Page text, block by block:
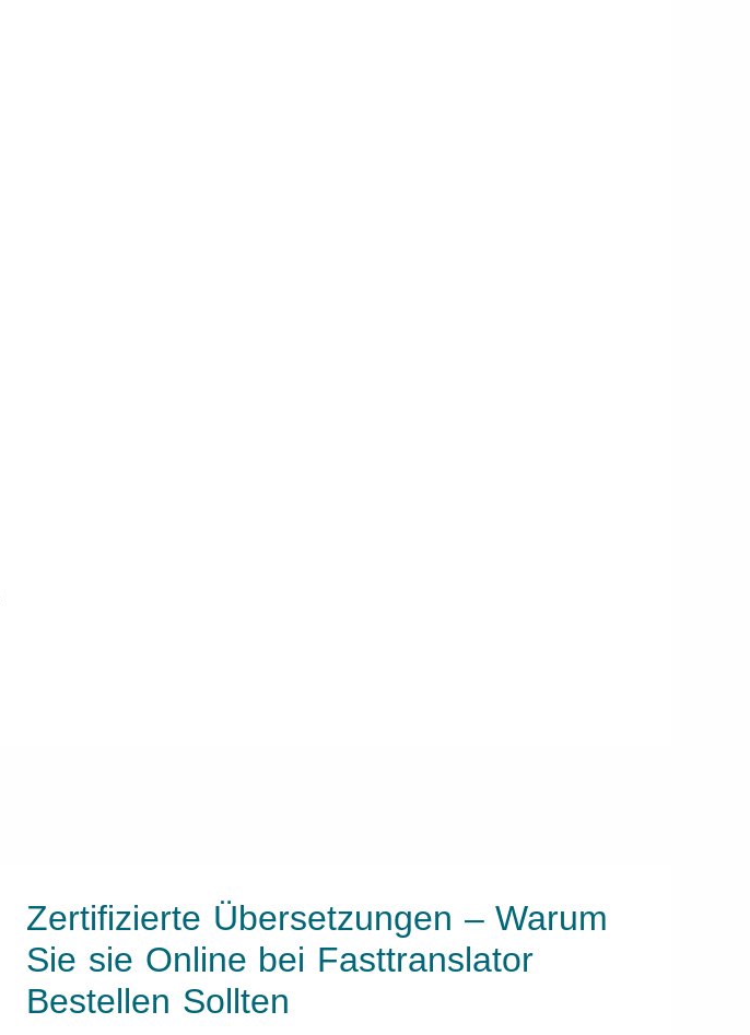
Zertifizierte Übersetzungen – Warum
Sie sie Online bei Fasttranslator
Bestellen Sollten